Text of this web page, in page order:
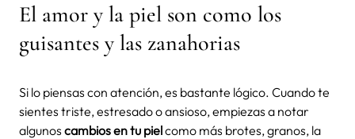
El amor y la piel son como los
guisantes y las zanahorias
Si lo piensas con atención, es bastante lógico. Cuando te
sientes triste, estresado o ansioso, empiezas a notar
algunos cambios en tu pielcomo más brotes, granos, la